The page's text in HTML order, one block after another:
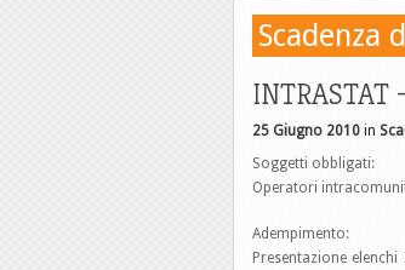
Scadenza
INTRASTAT
25 Giugno 2010 in
Soggetti obbligati:
Operatori
Adempimento:
Presentazione